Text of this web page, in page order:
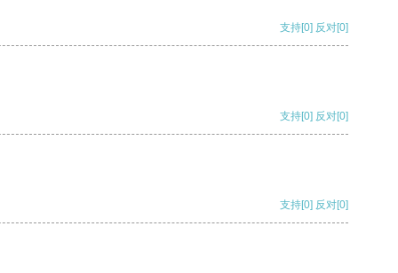
支持[0] 反对[0]
支持[0] 反对[0]
支持[0] 反对[0]